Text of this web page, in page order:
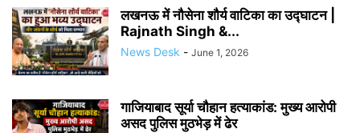
लखनऊ में नौसेना शौर्य वाटिका का उद्घाटन |
Rajnath Singh &...
News Desk - June 1, 2026
गाजियाबाद सूर्या चौहान हत्याकांड: मुख्य आरोपी
असद पुलिस मुठभेड़ में ढेर